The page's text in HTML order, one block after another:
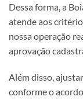
Dessa forma, a
atende aos
nossa operação
aprovação
Além disso,
conforme o